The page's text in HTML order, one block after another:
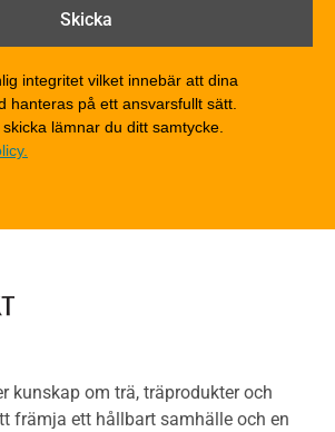
för material och konstruktioner
brandmotstånd
med sprinkler
flervåningsbostadshus
och märkning
integritet vilket innebär att dina
hanteras på ett ansvarsfullt sätt.
lämnar du ditt samtycke.
kunskap om trä, träprodukter och
främja ett hållbart samhälle och en